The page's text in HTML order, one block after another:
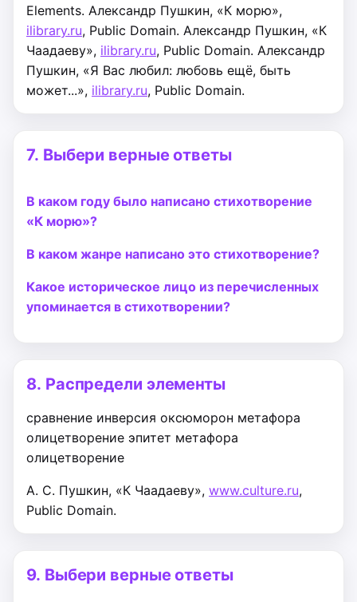
Elements. Александр Пушкин, «К морю»,
ilibrary.ru, Public Domain. Александр Пушкин, «К
Чаадаеву», ilibrary.ru, Public Domain. Александр
Пушкин, «Я Вас любил: любовь ещё, быть
может...», ilibrary.ru, Public Domain.
7. Выбери верные ответы
В каком году было написано стихотворение
«К морю»?
В каком жанре написано это стихотворение?
Какое историческое лицо из перечисленных
упоминается в стихотворении?
8. Распредели элементы
сравнение инверсия оксюморон метафора
олицетворение эпитет метафора
олицетворение
А. С. Пушкин, «К Чаадаеву», www.culture.ru,
Public Domain.
9. Выбери верные ответы